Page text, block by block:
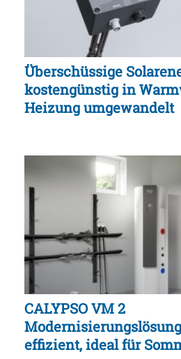
Überschüssige
kostengünstig in
Heizung umgewandelt
CALYPSO VM 2
effizient, ideal für